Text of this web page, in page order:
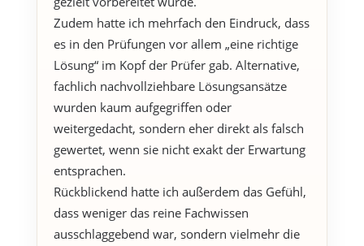
Zudem hatte ich mehrfach den Eindruck, dass
es in den Prüfungen vor allem „eine richtige
Lösung“ im Kopf der Prüfer gab. Alternative,
fachlich nachvollziehbare Lösungsansätze
wurden kaum aufgegriffen oder
weitergedacht, sondern eher direkt als falsch
gewertet, wenn sie nicht exakt der Erwartung
entsprachen.
Rückblickend hatte ich außerdem das Gefühl,
dass weniger das reine Fachwissen
ausschlaggebend war, sondern vielmehr die